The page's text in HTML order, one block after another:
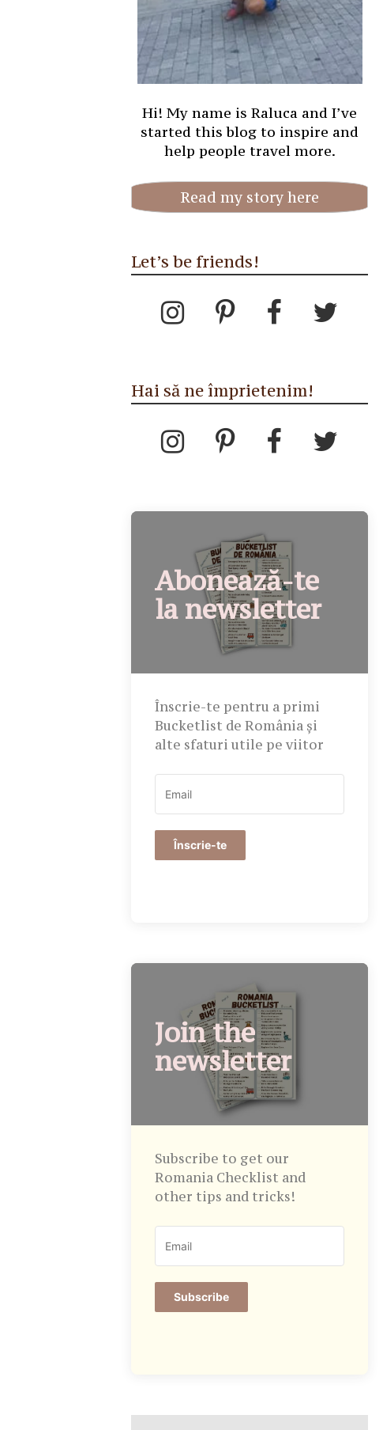
Hi! My name is Raluca and I’ve
started this blog to inspire and
help people travel more.
Read my story here
Let’s be friends!
Hai să ne împrietenim!
Abonează-te
la newsletter
Înscrie-te pentru a primi
Bucketlist de România și
alte sfaturi utile pe viitor
Înscrie-te
Join the
newsletter
Subscribe to get our
Romania Checklist and
other tips and tricks!
Subscribe